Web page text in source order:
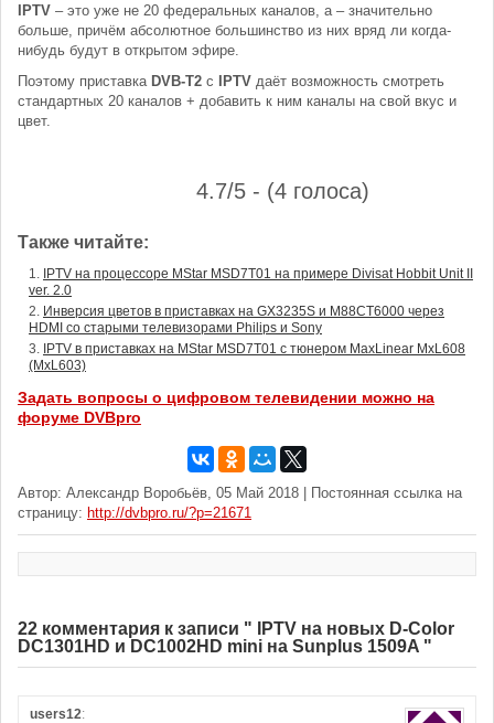
IPTV – это уже не 20 федеральных каналов, а – значительно
больше, причём абсолютное большинство из них вряд ли когда-
нибудь будут в открытом эфире.
Поэтому приставка DVB-T2 с IPTV даёт возможность смотреть
стандартных 20 каналов + добавить к ним каналы на свой вкус и
цвет.
4.7/5 - (4 голоса)
Также читайте:
IPTV на процессоре MStar MSD7T01 на примере Divisat Hobbit Unit II
ver. 2.0
Инверсия цветов в приставках на GX3235S и M88CT6000 через
HDMI со старыми телевизорами Philips и Sony
IPTV в приставках на MStar MSD7T01 с тюнером MaxLinear MxL608
(MxL603)
Задать вопросы о цифровом телевидении можно на
форуме DVBpro
Автор: Александр Воробьёв, 05 Май 2018 | Постоянная ссылка на
страницу: http://dvbpro.ru/?p=21671
22 комментария к записи " IPTV на новых D-Color
DC1301HD и DC1002HD mini на Sunplus 1509A "
users12: